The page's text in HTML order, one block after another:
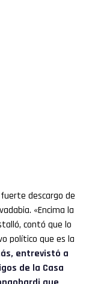
descargo de
«Encima la
contó que lo
político que es la
entrevistó a
de la Casa